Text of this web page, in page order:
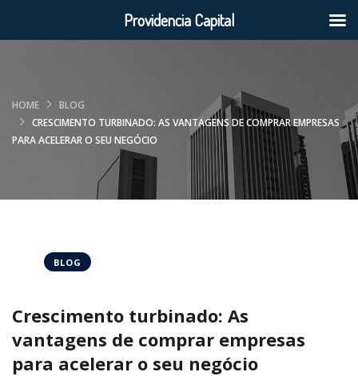
HOME
BLOG
CRESCIMENTO TURBINADO: AS VANTAGENS DE COMPRAR EMPRESAS
PARA ACELERAR O SEU NEGÓCIO
BLOG
Crescimento turbinado: As
vantagens de comprar empresas
para acelerar o seu negócio
Providencia Capital